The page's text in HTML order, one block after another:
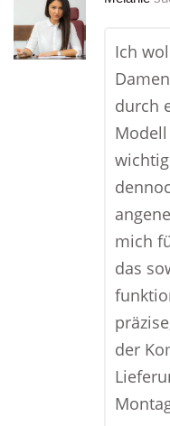
Ich
durch
mich
das
der